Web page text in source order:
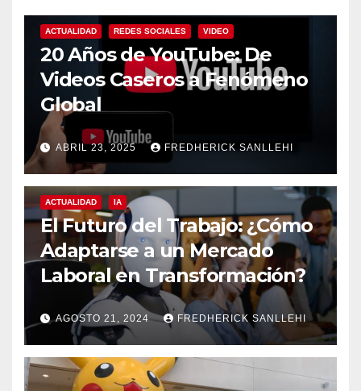
ACTUALIDAD REDES SOCIALES VIDEO
20 Años de YouTube: De
Videos Caseros a Fenómeno
Global
ABRIL 23, 2025 FREDHERICK SANLLEHI
ACTUALIDAD IA
El Futuro del Trabajo: ¿Cómo
Adaptarse a un Mercado
Laboral en Transformación?
AGOSTO 21, 2024 FREDHERICK SANLLEHI